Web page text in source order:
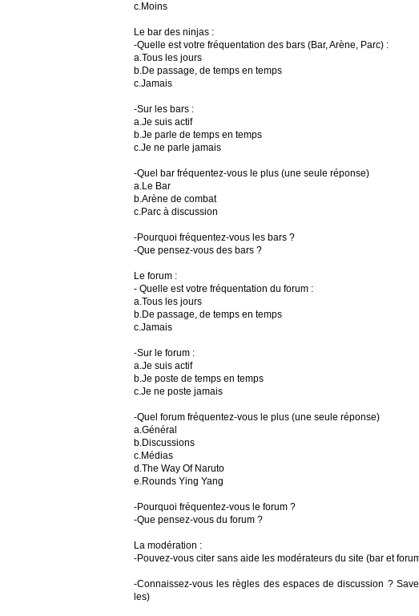
c.Moins
Le bar des ninjas :
-Quelle est votre fréquentation des bars (Bar, Arène, Parc) :
a.Tous les jours
b.De passage, de temps en temps
c.Jamais
-Sur les bars :
a.Je suis actif
b.Je parle de temps en temps
c.Je ne parle jamais
-Quel bar fréquentez-vous le plus (une seule réponse)
a.Le Bar
b.Arène de combat
c.Parc à discussion
-Pourquoi fréquentez-vous les bars ?
-Que pensez-vous des bars ?
Le forum :
- Quelle est votre fréquentation du forum :
a.Tous les jours
b.De passage, de temps en temps
c.Jamais
-Sur le forum :
a.Je suis actif
b.Je poste de temps en temps
c.Je ne poste jamais
-Quel forum fréquentez-vous le plus (une seule réponse)
a.Général
b.Discussions
c.Médias
d.The Way Of Naruto
e.Rounds Ying Yang
-Pourquoi fréquentez-vous le forum ?
-Que pensez-vous du forum ?
La modération :
-Pouvez-vous citer sans aide les modérateurs du site (bar et
-Connaissez-vous les règles des espaces de discussion ?
les)